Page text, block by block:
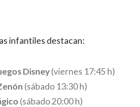
infantiles destacan:
Disney(viernes 17:45 h)
(sábado 13:30 h)
(sábado 20:00 h)